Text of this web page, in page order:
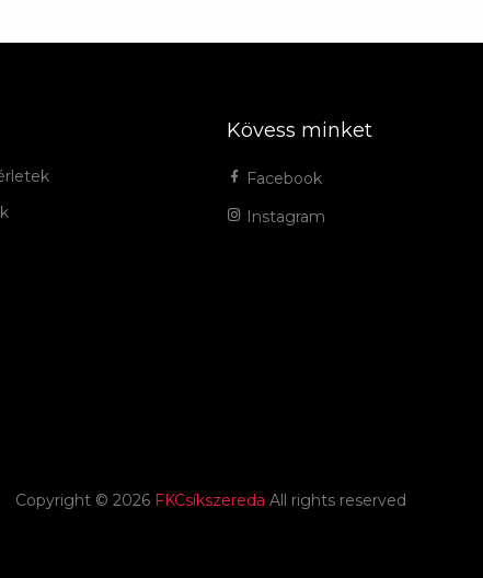
Kövess minket
Facebook
Instagram
Copyright © 2026 FKCsíkszereda All rights reserved